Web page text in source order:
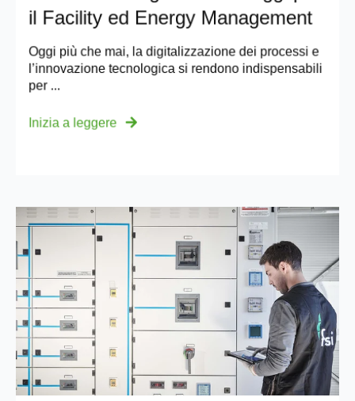
il Facility ed Energy Management
Oggi più che mai, la digitalizzazione dei processi e
l’innovazione tecnologica si rendono indispensabili
per ...
Inizia a leggere